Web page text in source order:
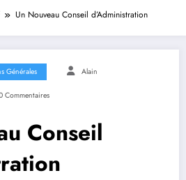
Un Nouveau Conseil d’Administration
Générales Alain
Commentaires
Conseil